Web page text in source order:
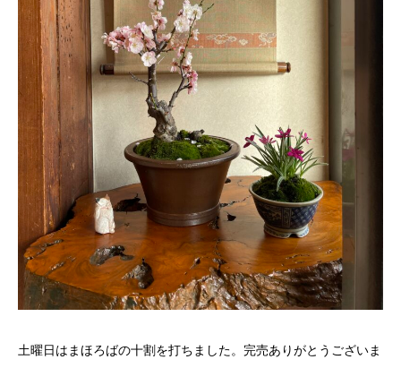
土曜日はまほろばの十割を打ちました。完売ありがとうございま